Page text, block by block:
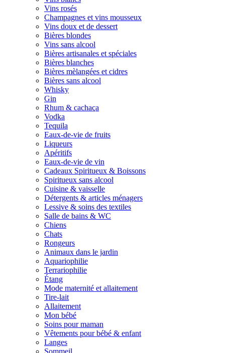
Vins rosés
Champagnes et vins mousseux
Vins doux et de dessert
Bières blondes
Vins sans alcool
Bières artisanales et spéciales
Bières blanches
Bières mèlangées et cidres
Bières sans alcool
Whisky
Gin
Rhum & cachaça
Vodka
Tequila
Eaux-de-vie de fruits
Liqueurs
Apéritifs
Eaux-de-vie de vin
Cadeaux Spiritueux & Boissons
Spiritueux sans alcool
Cuisine & vaisselle
Détergents & articles ménagers
Lessive & soins des textiles
Salle de bains & WC
Chiens
Chats
Rongeurs
Animaux dans le jardin
Aquariophilie
Terrariophilie
Étang
Mode maternité et allaitement
Tire-lait
Allaitement
Mon bébé
Soins pour maman
Vêtements pour bébé & enfant
Langes
Sommeil